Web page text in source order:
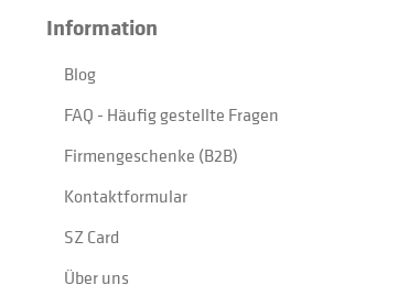
Information
Blog
FAQ - Häufig gestellte Fragen
Firmengeschenke (B2B)
Kontaktformular
SZ Card
Über uns